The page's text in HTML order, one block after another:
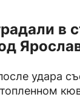
в
удара